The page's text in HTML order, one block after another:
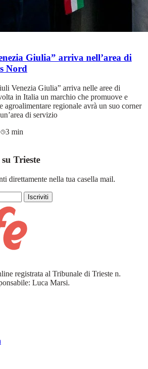
Giulia” arriva nell’area di
Nord
Venezia Giulia” arriva nelle aree di
in Italia un marchio che promuove e
agroalimentare regionale avrà un suo corner
di servizio
3 min
Trieste
direttamente nella tua casella mail.
Iscriviti
registrata al Tribunale di Trieste n.
Luca Marsi.